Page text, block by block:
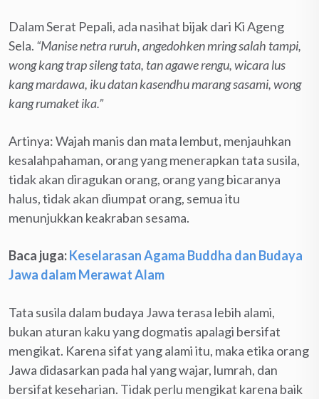
Dalam Serat Pepali, ada nasihat bijak dari Ki Ageng
Sela. “Manise netra ruruh, angedohken mring salah tampi,
wong kang trap sileng tata, tan agawe rengu, wicara lus
kang mardawa, iku datan kasendhu marang sasami, wong
kang rumaket ika.”
Artinya: Wajah manis dan mata lembut, menjauhkan
kesalahpahaman, orang yang menerapkan tata susila,
tidak akan diragukan orang, orang yang bicaranya
halus, tidak akan diumpat orang, semua itu
menunjukkan keakraban sesama.
Baca juga:Keselarasan Agama Buddha dan Budaya
Jawa dalam Merawat Alam
Tata susila dalam budaya Jawa terasa lebih alami,
bukan aturan kaku yang dogmatis apalagi bersifat
mengikat. Karena sifat yang alami itu, maka etika orang
Jawa didasarkan pada hal yang wajar, lumrah, dan
bersifat keseharian. Tidak perlu mengikat karena baik